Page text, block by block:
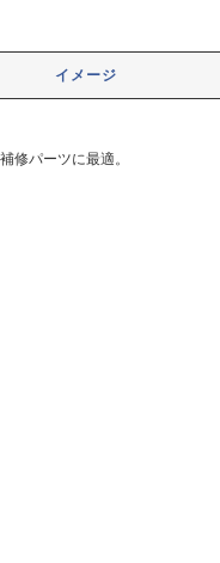
イメージ
修パーツに最適。